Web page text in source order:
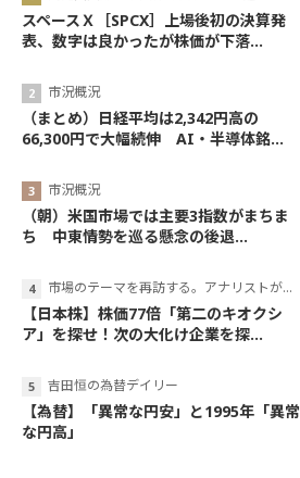
スペースＸ［SPCX］上場後初の決算発
表、数字は良かったが株価が下落...
市況概況
（まとめ）日経平均は2,342円高の
66,300円で大幅続伸 AI・半導体銘...
市況概況
（朝）米国市場では主要3指数がまちま
ち 中東情勢を巡る懸念の後退...
市場のテーマを再訪する。アナリストが読み解くテーマの本質
【日本株】株価77倍「第二のキオクシ
ア」を探せ！次の大化け企業を探...
吉田恒の為替デイリー
【為替】「異常な円安」と1995年「異常
な円高」